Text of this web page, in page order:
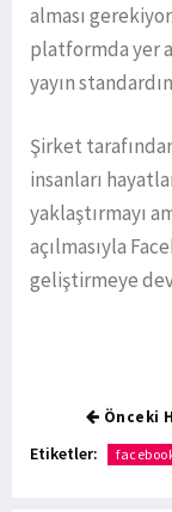
alması
platformda yer
yayın
Şirket
insanları
yaklaştırmayı
açılmasıyla
geliştirmeye
Önceki
Etiketler: